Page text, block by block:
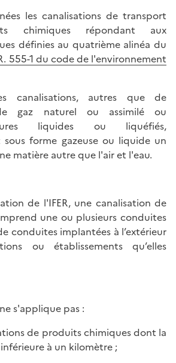
les canalisations de transport
chimiques répondant aux
définies au quatrième alinéa du
555-1 du code de l'environnement
canalisations, autres que de
gaz naturel ou assimilé ou
liquides ou liquéfiés,
forme gazeuse ou liquide un
matière autre que l'air et l'eau.
de l'IFER, une canalisation de
une ou plusieurs conduites
conduites implantées à l’extérieur
ou établissements qu’elles
s'applique pas :
de produits chimiques dont la
à un kilomètre ;